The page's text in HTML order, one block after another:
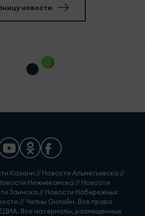
новости
Казани // Новости Альметьевска //
Нижнекамска // Новости
Заинска // Новости Набережных
// Челны Онлайн. Все права
Все материалы, размещенные